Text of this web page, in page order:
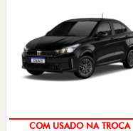
SUPER DESCONTO